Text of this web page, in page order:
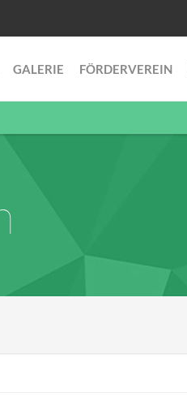
GALERIE FÖRDERVEREIN